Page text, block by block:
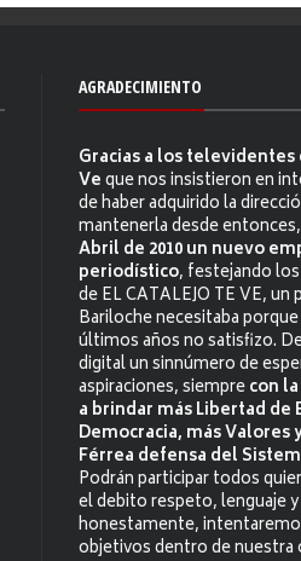
AGRADECIMIENTO
Gracias a los televidentes
Veque nos insistieron en
de haber adquirido la
mantenerla desde entonces,
Abril de 2010 un nuevo
periodístico, festejando los
de EL CATALEJO TE VE, un
Bariloche necesitaba
últimos años no satisfizo.
digital un sinnúmero de
aspiraciones, siemprecon
a brindar más Libertad de
Democracia, más Valores
Férrea defensa del
Podrán participar todos
el debito respeto, lenguaje
honestamente,
objetivos dentro de nuestra